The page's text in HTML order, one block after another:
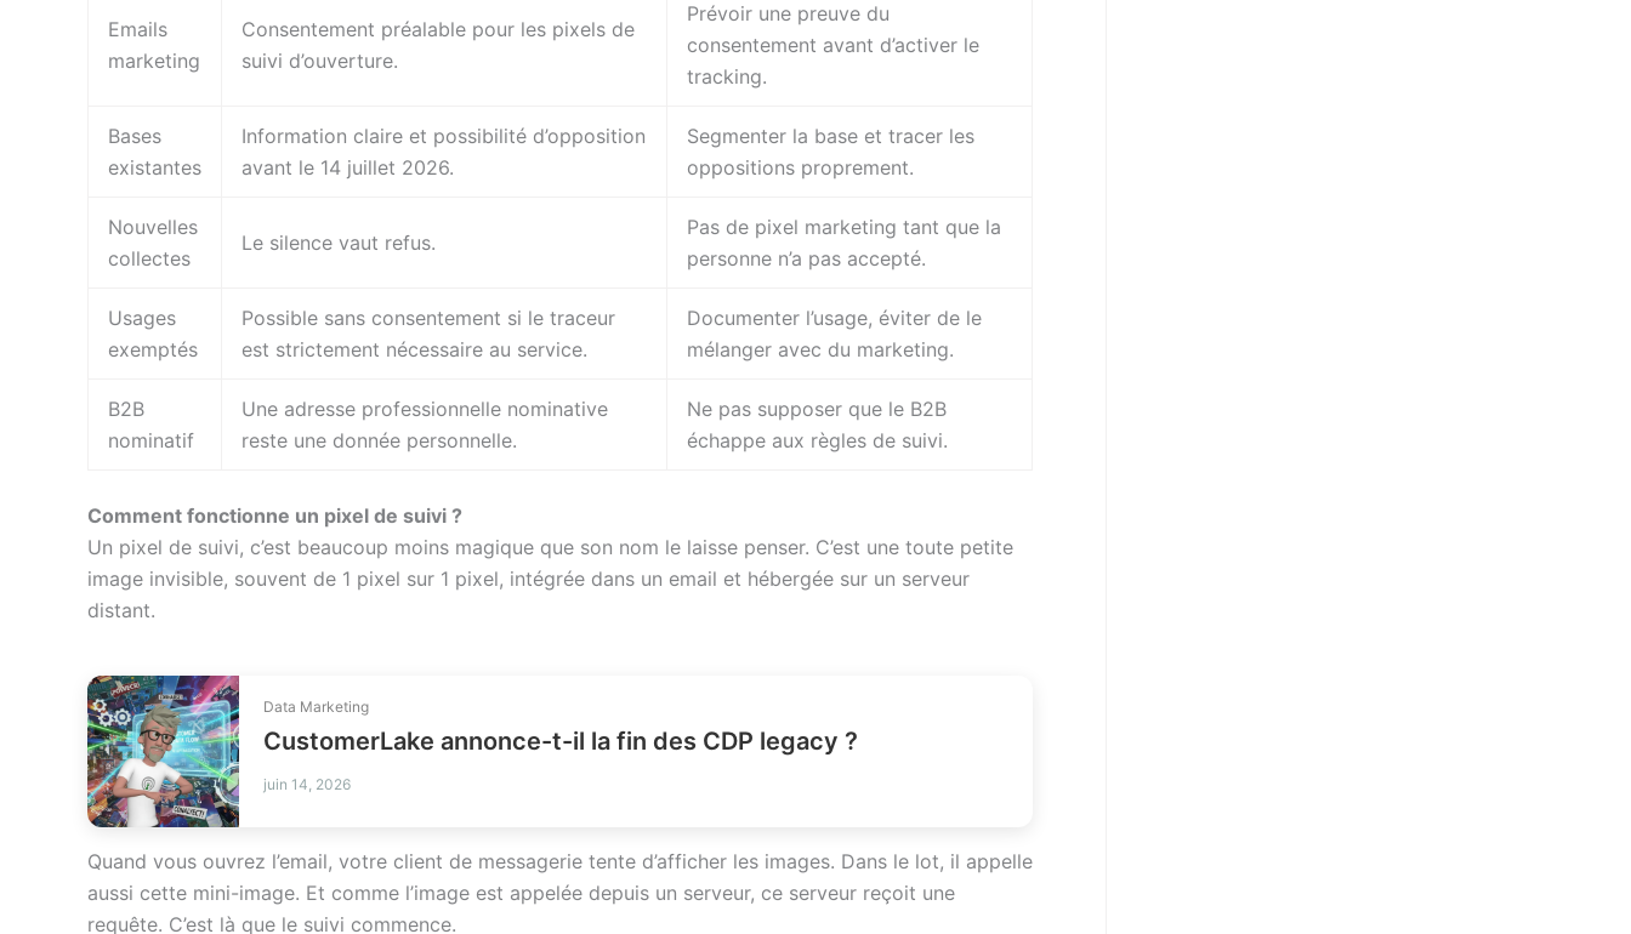
Emails
marketing
Consentement préalable pour les pixels de
suivi d’ouverture.
Prévoir une preuve du
consentement avant d’activer le
tracking.
Bases
existantes
Information claire et possibilité d’opposition
avant le 14 juillet 2026.
Segmenter la base et tracer les
oppositions proprement.
Nouvelles
collectes
Le silence vaut refus.
Pas de pixel marketing tant que la
personne n’a pas accepté.
Usages
exemptés
Possible sans consentement si le traceur
est strictement nécessaire au service.
Documenter l’usage, éviter de le
mélanger avec du marketing.
B2B
nominatif
Une adresse professionnelle nominative
reste une donnée personnelle.
Ne pas supposer que le B2B
échappe aux règles de suivi.
Comment fonctionne un pixel de suivi ?
Un pixel de suivi, c’est beaucoup moins magique que son nom le laisse penser. C’est une toute petite
image invisible, souvent de 1 pixel sur 1 pixel, intégrée dans un email et hébergée sur un serveur
distant.
Data Marketing
CustomerLake annonce-t-il la fin des CDP legacy ?
juin 14, 2026
Quand vous ouvrez l’email, votre client de messagerie tente d’afficher les images. Dans le lot, il appelle
aussi cette mini-image. Et comme l’image est appelée depuis un serveur, ce serveur reçoit une
requête. C’est là que le suivi commence.